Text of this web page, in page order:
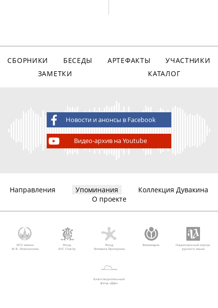
СБОРНИКИ БЕСЕДЫ АРТЕФАКТЫ
УЧАСТНИКИ
ЗАМЕТКИ
КАТАЛОГ
Новости и анонсы в Facebook
Видео-архив на Youtube
Направления Упоминания
Коллекция Дувакина
О проекте
МГУ имени
М.В. Ломоносова
Фонд
AVC Charity
Фонд
Михаила Прохорова
Викимедиа
Национальный корпус
русского языка
Благотворительный
фонд «Дар»